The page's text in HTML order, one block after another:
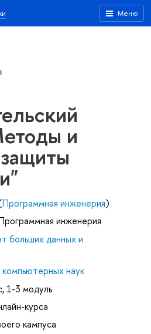
Меню
и
Программная инженерия)
инженерия
больших данных и
наук
1-3 модуль
курса
кампуса